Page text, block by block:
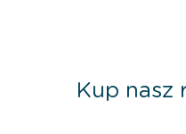
Kup nasz